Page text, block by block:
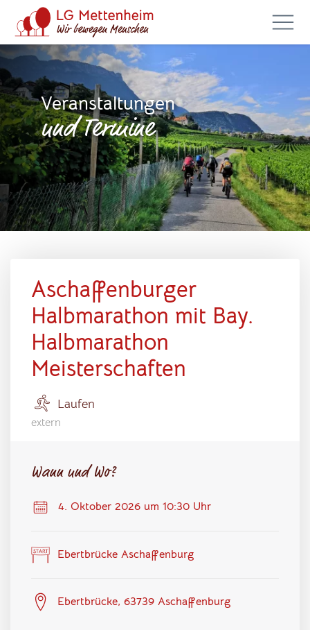
Veranstaltungen
und Termine
Aschaffenburger
Halbmarathon mit Bay.
Halbmarathon
Meisterschaften
Laufen
extern
Wann und Wo?
4. Oktober 2026 um 10:30 Uhr
Ebertbrücke Aschaffenburg
Ebertbrücke, 63739 Aschaffenburg